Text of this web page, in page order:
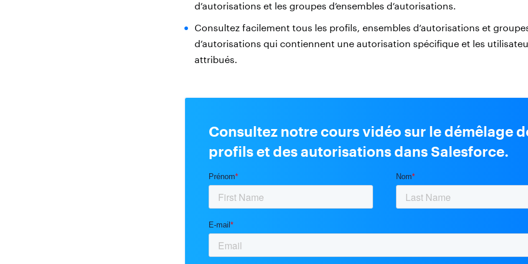
d’autorisations et les groupes d’ensembles d’autorisations.
Consultez facilement tous les profils, ensembles d’autorisations et
d’autorisations qui contiennent une autorisation spécifique et les
attribués.
Consultez notre cours vidéo sur le démêlage
profils et des autorisations dans Salesforce.